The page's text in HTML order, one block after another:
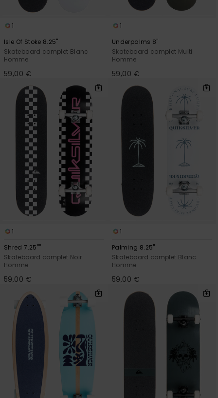
1
Isle Of Stoke 8.25"
Skateboard complet Blanc
Homme
59,00 €
1
Underpalms 8"
Skateboard complet Multi
Homme
59,00 €
1
Shred 7.25""
Skateboard complet Noir
Homme
59,00 €
1
Palming 8.25"
Skateboard complet Blanc
Homme
59,00 €